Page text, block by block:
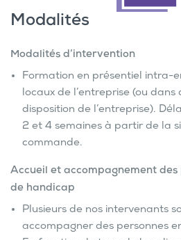
Modalités
Modalités d’intervention
Formation en présentiel intra-
locaux de l’entreprise (ou dans
disposition de l’entreprise).
2 et 4 semaines à partir de la
commande.
Accueil et accompagnement
de handicap
Plusieurs de nos intervenants
accompagner des personnes